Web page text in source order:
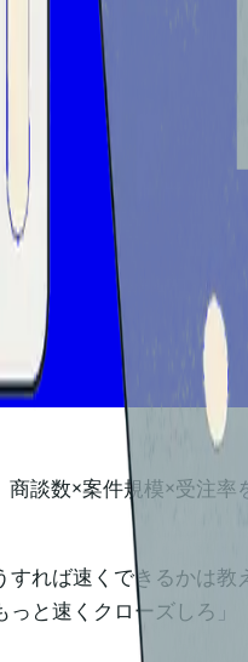
談数×案件規模×受注
れば速くできるかは
と速くクローズしろ